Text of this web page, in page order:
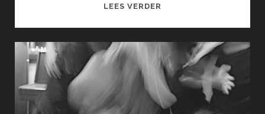
LEES VERDER